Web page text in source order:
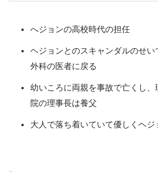
へジョンの高校時代の担任
ヘジョンとのスキャンダルのせ
外科の医者に戻る
幼いころに両親を事故で亡くし
院の理事長は養父
大人で落ち着いていて優しくヘジ